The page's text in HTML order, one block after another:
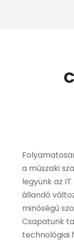
a műszaki
legyünk az
állandó
minőségű
Csapatunk
technológiai